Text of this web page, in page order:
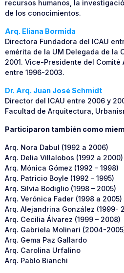
recursos humanos, la
de los conocimientos.
Arq. Eliana Bormida
Directora Fundadora del ICAU
emérita de la UM Delegada de la
2001. Vice-Presidente del Comité
entre 1996-2003.
Dr. Arq. Juan José Schmidt
Director del ICAU entre 2006 y
Facultad de Arquitectura,
Participaron también como
Arq. Nora Dabul (1992 a 2006)
Arq. Delia Villalobos (1992 a 2000)
Arq. Mónica Gómez (1992 – 1998)
Arq. Patricio Boyle (1992 – 1995)
Arq. Silvia Bodiglio (1998 – 2005)
Arq. Verónica Fader (1998 a 2005)
Arq. Alejandrina González (1999-
Arq. Cecilia Álvarez (1999 – 2008)
Arq. Gabriela Molinari (2004-
Arq. Gema Paz Gallardo
Arq. Carolina Urfalino
Arq. Pablo Bianchi